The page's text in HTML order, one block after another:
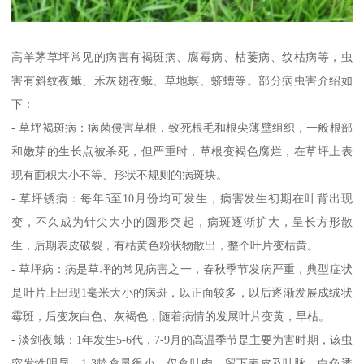
高羊茅草坪常见的病害有褐斑病、腐霉病、枯萎病、纹枯病等，虫
害有斜纹夜蛾、禾灰翅夜蛾、草地螟、蛴螬等。部分病虫害介绍如
下：
- 草坪褐斑病：病菌侵害草根，致死根毛和根尖薄壁组织，一般根部
和嫩芽的生长点被杀死，但严重时，草根变褐色腐烂，在草坪上表
现有面积大小不等、形状不规则的病斑块。
- 草坪锈病：每年5至10月份均可发生，病害发生初期在叶背出现
变，不久成为针尖大小的圆形突起，病斑逐渐扩大，呈长方形散
生，后期表皮破裂，有枯黄色粉状物散出，整个叶片变枯黄。
- 草坪病：病是草坪的常见病害之一，春秋季节发病严重，典型症状
是叶片上出现1毫米大小的病斑，以正面较多，以后逐渐发展成绒状
霉斑，后变灰白色、灰褐色，随着病情的发展叶片变黄，早枯。
- 淡剑夜蛾：1年发生5-6代，7-9月的高温季节是主要为害时期，该虫